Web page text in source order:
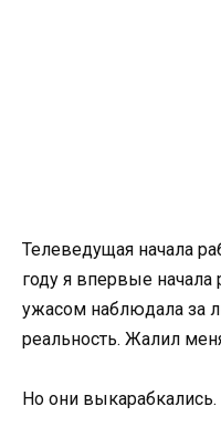
Телеведущая начала
году я впервые начала
ужасом наблюдала за
реальность. Жалил
Но они выкарабкались.